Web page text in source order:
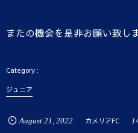
またの機会を是非お願い致し
ジュニア
August 21 2022 カメリアFC